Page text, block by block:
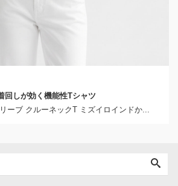
回しが効く機能性Tシャツ
ーブ クルーネックT ミズイロインドか...